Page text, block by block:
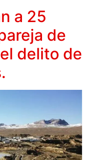
a 25
de
delito de